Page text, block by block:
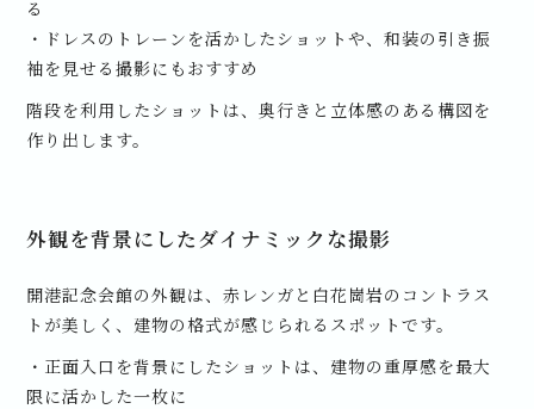
る
・ドレスのトレーンを活かしたショットや、和装の引き振
袖を見せる撮影にもおすすめ
階段を利用したショットは、奥行きと立体感のある構図を
作り出します。
外観を背景にしたダイナミックな撮影
開港記念会館の外観は、赤レンガと白花崗岩のコントラス
トが美しく、建物の格式が感じられるスポットです。
・正面入口を背景にしたショットは、建物の重厚感を最大
限に活かした一枚に